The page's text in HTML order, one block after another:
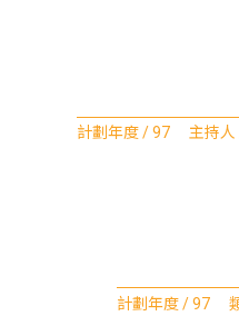
計劃年度 / 97 主持
計劃年度 / 97